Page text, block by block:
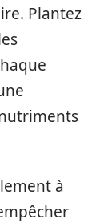
Plantez
à